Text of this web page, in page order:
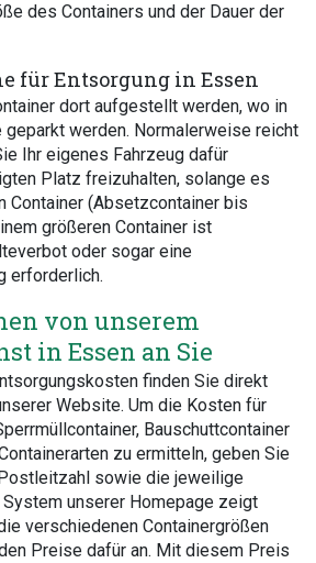
des Containers und der Dauer der
für Entsorgung in Essen
dort aufgestellt werden, wo in
geparkt werden. Normalerweise reicht
Ihr eigenes Fahrzeug dafür
Platz freizuhalten, solange es
Container (Absetzcontainer bis
größeren Container ist
oder sogar eine
erforderlich.
von unserem
in Essen an Sie
finden Sie direkt
Website. Um die Kosten für
Bauschuttcontainer
zu ermitteln, geben Sie
sowie die jeweilige
unserer Homepage zeigt
verschiedenen Containergrößen
Preise dafür an. Mit diesem Preis